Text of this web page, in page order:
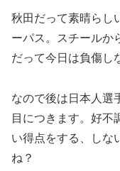
秋田だって素晴らし
ーパス。スチールか
だって今日は負傷し
なので後は日本人選
目につきます。好不
い得点をする、しな
ね？